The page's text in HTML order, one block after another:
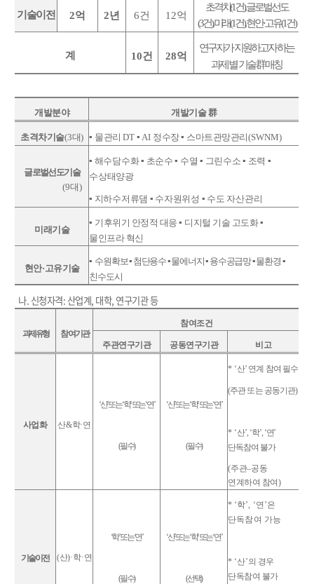
기술이전 2억 2년 6건 12억
초격차(1건)글로벌선도
(3건),미래(1건),현안·고유(1건)
계 10건 28억
연구자가 지원하고자 하는
과제 별 기술群매칭
개발분야 개발기술群
초격차기술(3대) ▪ 물관리DT▪ AI 정수장▪ 스마트관망관리(SWNM)
글로벌선도기술
(9대)
▪ 해수담수화▪ 초순수▪ 수열▪ 그린수소▪ 조력 ▪
수상태양광
▪ 지하수저류댐 ▪ 수자원위성 ▪ 수도 자산관리
미래기술
▪ 기후위기 안정적 대응▪ 디지털 기술 고도화▪
물인프라 혁신
현안· 고유기술
▪ 수원확보▪ 첨단용수▪물에너지▪ 용수공급망▪물환경 ▪
친수도시
나. 신청자격: 산업계, 대학, 연구기관 등
과제유형 참여기관
참여조건
주관연구기관 공동연구기관 비고
사업화 산&학·연
‘산’또는‘학’또는‘연’
(필수)
‘산’또는‘학’또는‘연’
(필수)
* ‘산’ 연계 참여 필수
(주관 또는 공동기관)
* ‘산’, ‘학’, ‘연’
단독참여 불가
(주관–공동
연계하여 참여)
기술이전 (산)·학·연
‘학’또는‘연’
(필수)
‘산’또는‘학’또는‘연’
(선택)
* ‘학’, ‘연 ’은
단독참여 가능
* ‘산’의 경우
단독참여 불가